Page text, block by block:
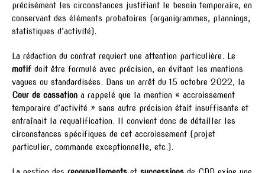
précisément les circonstances justifiant le besoin temporaire, en
conservant des éléments probatoires (organigrammes, plannings,
statistiques d’activité).
La rédaction du contrat requiert une attention particulière. Le
motif doit être formulé avec précision, en évitant les mentions
vagues ou standardisées. Dans un arrêt du 15 octobre 2022, la
Cour de cassation a rappelé que la mention « accroissement
temporaire d’activité » sans autre précision était insuffisante et
entraînait la requalification. Il convient donc de détailler les
circonstances spécifiques de cet accroissement (projet
particulier, commande exceptionnelle, etc.).